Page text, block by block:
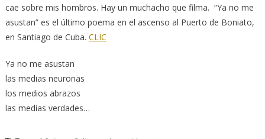
cae sobre mis hombros. Hay un muchacho que filma. “Ya no me
asustan” es el último poema en el ascenso al Puerto de Boniato,
en Santiago de Cuba. CLIC
Ya no me asustan
las medias neuronas
los medios abrazos
las medias verdades…